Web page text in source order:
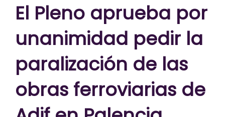
Areas municipales
Tramita
El Pleno aprueba por
unanimidad pedir la
paralización de las
obras ferroviarias de